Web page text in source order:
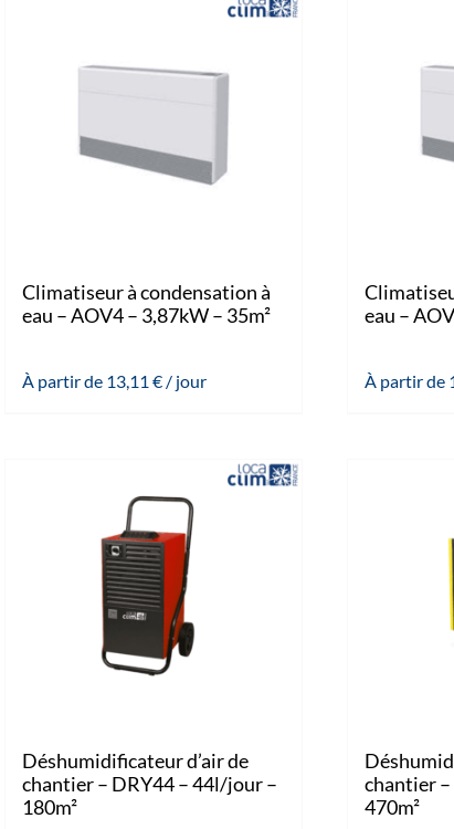
Climatiseur à condensation à
eau – AOV4 – 3,87kW – 35m²
À partir de 13,11 €/ jour
eau –
À partir de
Déshumidificateur d’air de
chantier – DRY44 – 44l/jour –
180m²
chantier
470m²